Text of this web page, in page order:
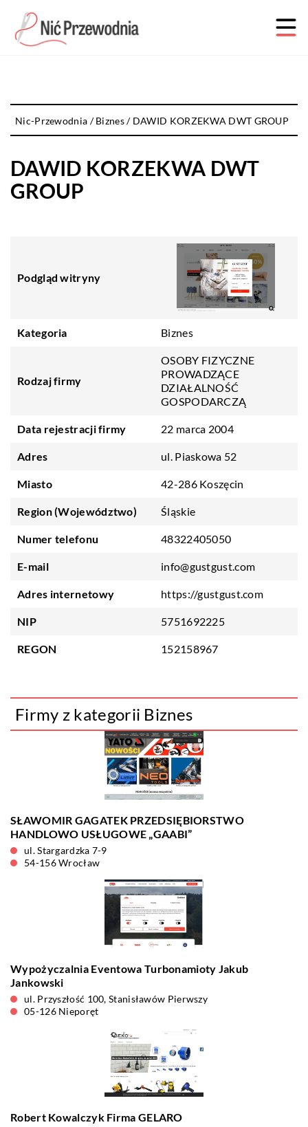
Nic-Przewodnia /Biznes/ DAWID KORZEKWA DWT GROUP
DAWID KORZEKWA DWT
GROUP
Podgląd witryny
Kategoria Biznes
Rodzaj firmy
OSOBY FIZYCZNE
PROWADZĄCE
DZIAŁALNOŚĆ
GOSPODARCZĄ
Data rejestracji firmy 22 marca 2004
Adres ul. Piaskowa 52
Miasto 42-286 Koszęcin
Region (Województwo) Śląskie
Numer telefonu 48322405050
E-mail info@gustgust.com
Adres internetowy https://gustgust.com
NIP 5751692225
REGON 152158967
Firmy z kategorii Biznes
SŁAWOMIR GAGATEK PRZEDSIĘBIORSTWO
HANDLOWO USŁUGOWE „GAABI”
ul. Stargardzka 7-9
54-156 Wrocław
Wypożyczalnia Eventowa Turbonamioty Jakub
Jankowski
ul. Przyszłość 100, Stanisławów Pierwszy
05-126 Nieporęt
Robert Kowalczyk Firma GELARO